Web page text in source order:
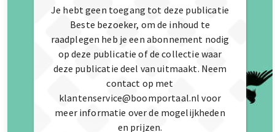
Je hebt geen toegang tot deze publicatie
Beste bezoeker, om de inhoud te
raadplegen heb je een abonnement nodig
op deze publicatie of de collectie waar
deze publicatie deel van uitmaakt. Neem
contact op met
klantenservice@boomportaal.nl voor
meer informatie over de mogelijkheden
en prijzen.